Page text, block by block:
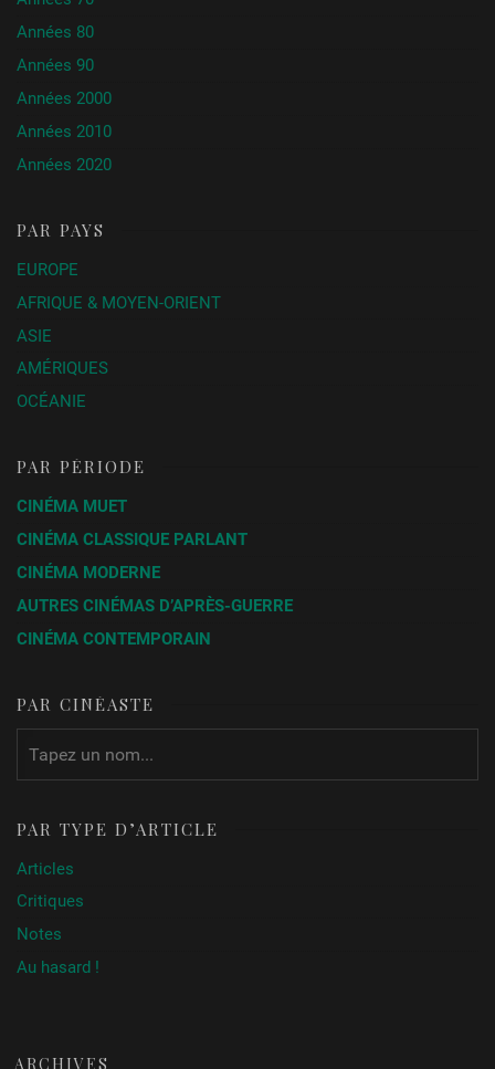
Années 80
Années 90
Années 2000
Années 2010
Années 2020
PAR PAYS
EUROPE
AFRIQUE & MOYEN-ORIENT
ASIE
AMÉRIQUES
OCÉANIE
PAR PÉRIODE
CINÉMA MUET
CINÉMA CLASSIQUE PARLANT
CINÉMA MODERNE
AUTRES CINÉMAS D’APRÈS-GUERRE
CINÉMA CONTEMPORAIN
PAR CINÉASTE
PAR TYPE D’ARTICLE
Articles
Critiques
Notes
Au hasard !
ARCHIVES